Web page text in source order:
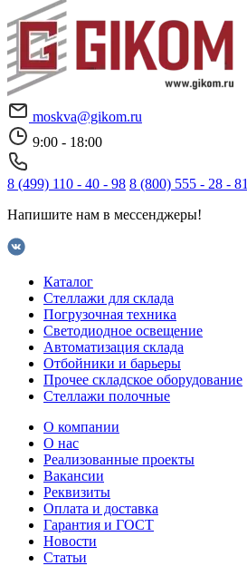
moskva@gikom.ru
9:00 - 18:00
8 (499) 110 - 40 - 98 8 (800) 555 - 28 - 81
Напишите нам в мессенджеры!
Каталог
Стеллажи для склада
Погрузочная техника
Светодиодное освещение
Автоматизация склада
Отбойники и барьеры
Прочее складское оборудование
Стеллажи полочные
О компании
О нас
Реализованные проекты
Вакансии
Реквизиты
Оплата и доставка
Гарантия и ГОСТ
Новости
Статьи